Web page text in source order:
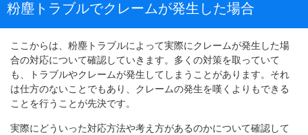
粉塵トラブルでクレームが発生した場合
ここからは、粉塵トラブルによって実際にクレームが発生した場
合の対応について確認していきます。多くの対策を取っていて
も、トラブルやクレームが発生してしまうことがあります。それ
は仕方のないことでもあり、クレームの発生を嘆くよりもできる
ことを行うことが先決です。
実際にどういった対応方法や考え方があるのかについて確認して